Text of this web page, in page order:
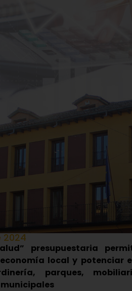
2024
presupuestaria
local y potenciar
parques,